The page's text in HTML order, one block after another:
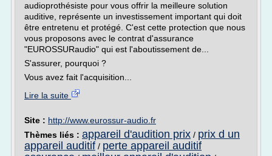
audioprothésiste pour vous offrir la meilleure solution
auditive, représente un investissement important qui doit
être entretenu et protégé. C'est cette protection que nous
vous proposons avec le contrat d'assurance
"EUROSSURaudio" qui est l'aboutissement de...
S'assurer, pourquoi ?
Vous avez fait l'acquisition...
Lire la suite
Site : http://www.eurossur-audio.fr
Thèmes liés : appareil d'audition prix / prix d un
appareil auditif / perte appareil auditif